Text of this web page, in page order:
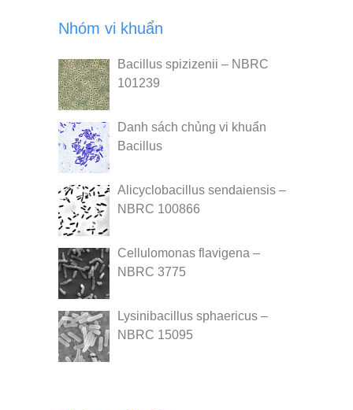
Nhóm vi khuẩn
Bacillus spizizenii – NBRC
101239
Danh sách chủng vi khuẩn
Bacillus
Alicyclobacillus sendaiensis –
NBRC 100866
Cellulomonas flavigena –
NBRC 3775
Lysinibacillus sphaericus –
NBRC 15095